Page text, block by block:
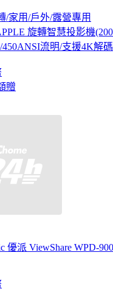
/家用/戶外/露營專用
旋轉智慧投影機
流明/支援4K解碼
贈
優派 ViewShare WPD-